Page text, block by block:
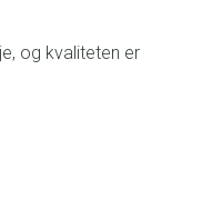
og kvaliteten er